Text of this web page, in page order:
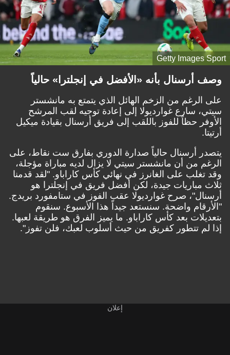
Getty Images Sport
وصف أرسنال بأنه «الأفضل في إنجلترا» حالياً
على الرغم من الزخم الهائل الذي يتمتع به مانشستر
سيتي، سارع غوارديولا إلى إعادة توجيه لقب المرشح
الأوفر حظاً للفوز باللقب إلى فريق أرسنال بقيادة ميكيل
أرتيتا.
يتصدر أرسنال حالياً صدارة الدوري بفارق ست نقاط، على
الرغم من أن مانشستر سيتي لا يزال لديه مباراة مؤجلة،
وقد تغلب على الغانرز في نهائي كأس كاراباو. "لقد قدمنا
ثلاث مباريات جيدة، لكن أفضل فريق في إنجلترا هو
أرسنال"، صرح غوارديولا عقب الفوز في ستامفورد بريدج.
"الأرقام واضحة. سنستعد جيداً هذا الأسبوع. سنقوم
بتعديلات بعد كأس كاراباو. ما يميز الفرق هو طريقة لعبها.
إذا لم تتطور كفريق من حيث أسلوب لعبك، فلن تفوز".